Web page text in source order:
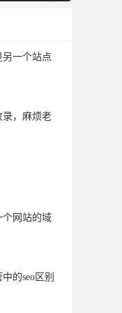
一个站点
录，麻烦老
个网站的域
的seo区别